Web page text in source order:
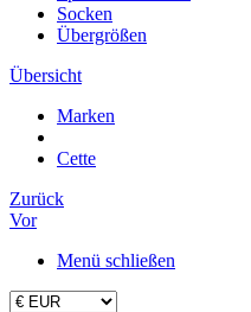
Socken
Übergrößen
Übersicht
Marken
Cette
Zurück
Vor
Menü schließen